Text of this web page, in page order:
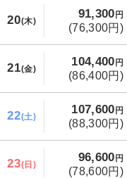
20(木)
91,300 円
(76,300円)
21(金)
104,400 円
(86,400円)
22(土)
107,600 円
(88,300円)
23(日)
96,600 円
(78,600円)